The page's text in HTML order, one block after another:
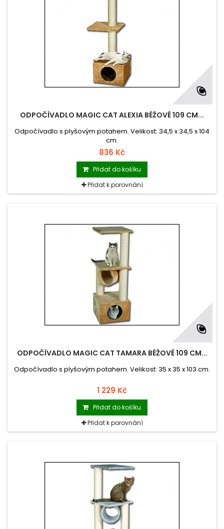
ODPOČÍVADLO MAGIC CAT ALEXIA BÉŽOVÉ 109 CM...
Odpočívadlo s plyšovým potahem. Velikost: 34,5 x 34,5 x 104
cm.
836 Kč
Přidat do košíku
Přidat k porovnání
ODPOČÍVADLO MAGIC CAT TAMARA BÉŽOVÉ 109 CM...
Odpočívadlo s plyšovým potahem. Velikost: 35 x 35 x 103 cm.
1 229 Kč
Přidat do košíku
Přidat k porovnání